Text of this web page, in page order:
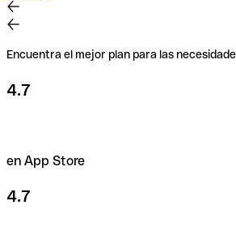
Encuentra el mejor plan para las
4.7
en App Store
4.7